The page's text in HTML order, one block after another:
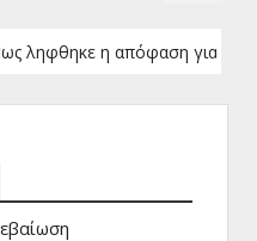
η απόφαση για την